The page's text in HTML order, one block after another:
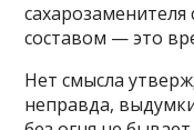
составом — это
Нет смысла
неправда,